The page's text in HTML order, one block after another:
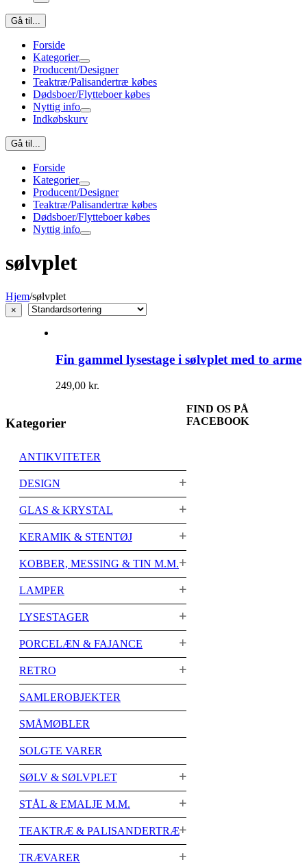
Gå til...
Forside
Kategorier
Producent/Designer
Teaktræ/Palisandertræ købes
Dødsboer/Flytteboer købes
Nyttig info
Indkøbskurv
Gå til...
Forside
Kategorier
Producent/Designer
Teaktræ/Palisandertræ købes
Dødsboer/Flytteboer købes
Nyttig info
sølvplet
Hjem/sølvplet
Fin gammel lysestage i sølvplet med to arme
249,00 kr.
Kategorier
ANTIKVITETER
DESIGN
GLAS & KRYSTAL
KERAMIK & STENTØJ
KOBBER, MESSING & TIN M.M.
LAMPER
LYSESTAGER
PORCELÆN & FAJANCE
RETRO
SAMLEROBJEKTER
SMÅMØBLER
SOLGTE VARER
SØLV & SØLVPLET
STÅL & EMALJE M.M.
TEAKTRÆ & PALISANDERTRÆ
TRÆVARER
Close
product
×
FIND OS PÅ
FACEBOOK